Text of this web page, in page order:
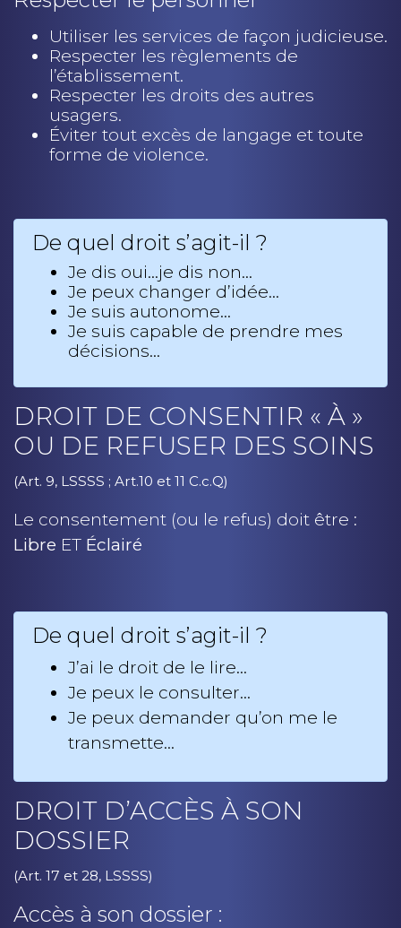
Utiliser les services de façon judicieuse.
Respecter les règlements de
l’établissement.
Respecter les droits des autres
usagers.
Éviter tout excès de langage et toute
forme de violence.
De quel droit s’agit-il ?
Je dis oui…je dis non…
Je peux changer d’idée…
Je suis autonome…
Je suis capable de prendre mes
décisions…
DROIT DE CONSENTIR « À »
OU DE REFUSER DES SOINS
(Art. 9, LSSSS ; Art.10 et 11 C.c.Q)
Le consentement (ou le refus) doit être :
Libre ET Éclairé
De quel droit s’agit-il ?
J’ai le droit de le lire…
Je peux le consulter…
Je peux demander qu’on me le
transmette…
DROIT D’ACCÈS À SON
DOSSIER
(Art. 17 et 28, LSSSS)
Accès à son dossier :